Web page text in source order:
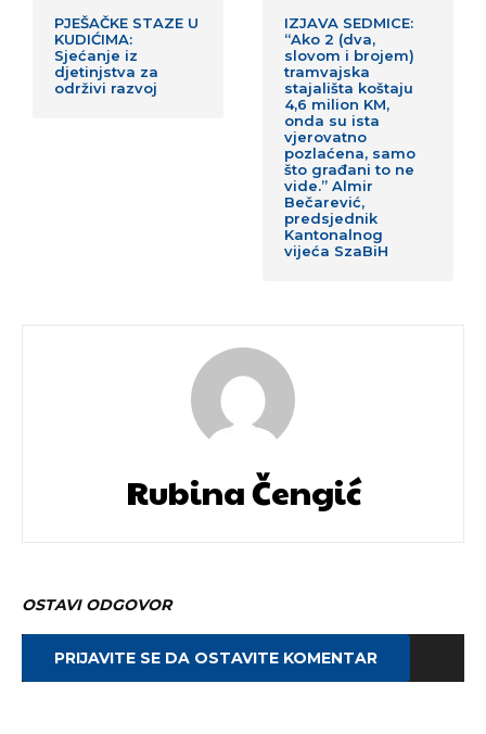
PJEŠAČKE STAZE U
KUDIĆIMA:
Sjećanje iz
djetinjstva za
održivi razvoj
IZJAVA SEDMICE:
“Ako 2 (dva,
slovom i brojem)
tramvajska
stajališta koštaju
4,6 milion KM,
onda su ista
vjerovatno
pozlaćena, samo
što građani to ne
vide.” Almir
Bečarević,
predsjednik
Kantonalnog
vijeća SzaBiH
Rubina Čengić
OSTAVI ODGOVOR
PRIJAVITE SE DA OSTAVITE KOMENTAR